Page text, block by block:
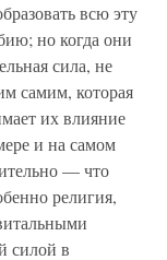
всю эту
но когда они
сила, не
самим, которая
их влияние
и на самом
— что
религия,
силой в